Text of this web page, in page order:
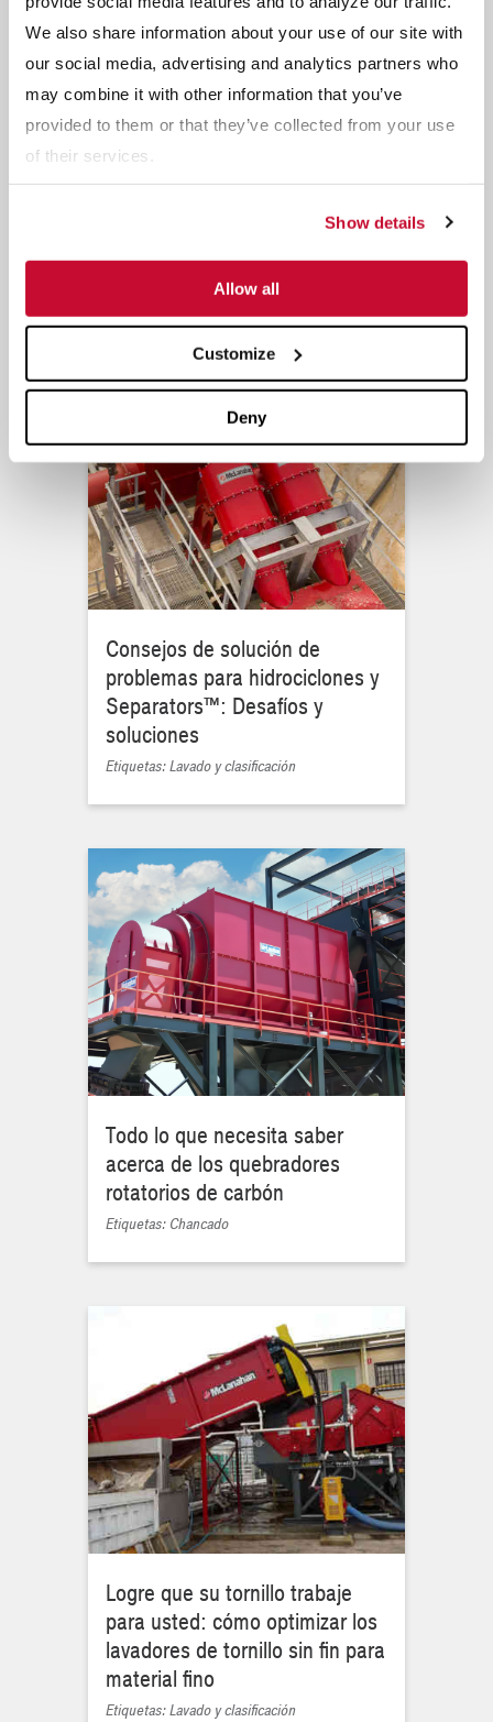
We also share information about your use of our site with
our social media, advertising and analytics partners who
may combine it with other information that you’ve
provided to them or that they’ve collected from your use
of their services.
Show details
Allow all
Customize
Deny
Cuatro principales ventajas del
reciclaje de la construcción y la
Etiquetas: Chancado
Consejos de solución de
problemas para hidrociclones y
Separators™: Desafíos y
soluciones
Etiquetas: Lavado y clasificación
Todo lo que necesita saber
acerca de los quebradores
rotatorios de carbón
Etiquetas: Chancado
Logre que su tornillo trabaje
para usted: cómo optimizar los
lavadores de tornillo sin fin para
material fino
Etiquetas: Lavado y clasificación